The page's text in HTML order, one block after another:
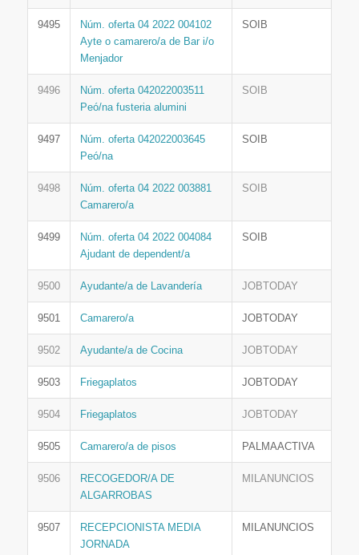
9495
Núm. oferta 04 2022 004102
Ayte o camarero/a de Bar i/o
Menjador
SOIB
9496
Núm. oferta 042022003511
Peó/na fusteria alumini
SOIB
9497
Núm. oferta 042022003645
Peó/na
SOIB
9498
Núm. oferta 04 2022 003881
Camarero/a
SOIB
9499
Núm. oferta 04 2022 004084
Ajudant de dependent/a
SOIB
9500 Ayudante/a de Lavandería JOBTODAY
9501 Camarero/a JOBTODAY
9502 Ayudante/a de Cocina JOBTODAY
9503 Friegaplatos JOBTODAY
9504 Friegaplatos JOBTODAY
9505 Camarero/a de pisos PALMAACTIVA
9506
RECOGEDOR/A DE
ALGARROBAS
MILANUNCIOS
9507
RECEPCIONISTA MEDIA
JORNADA
MILANUNCIOS